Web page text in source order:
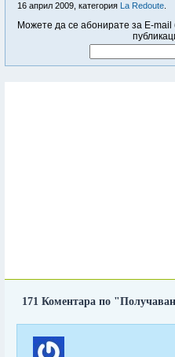
16 април 2009, категория La Redoute
Можете да се абонирате за E-mail
171 Коментара по